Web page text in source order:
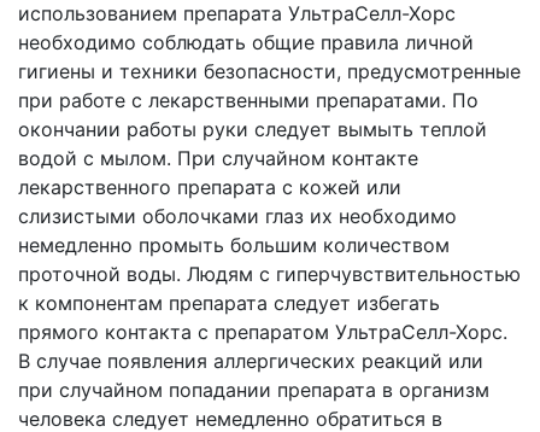
использованием препарата УльтраСелл-Хорс
необходимо соблюдать общие правила личной
гигиены и техники безопасности, предусмотренные
при работе с лекарственными препаратами. По
окончании работы руки следует вымыть теплой
водой с мылом. При случайном контакте
лекарственного препарата с кожей или
слизистыми оболочками глаз их необходимо
немедленно промыть большим количеством
проточной воды. Людям с гиперчувствительностью
к компонентам препарата следует избегать
прямого контакта с препаратом УльтраСелл-Хорс.
В случае появления аллергических реакций или
при случайном попадании препарата в организм
человека следует немедленно обратиться в